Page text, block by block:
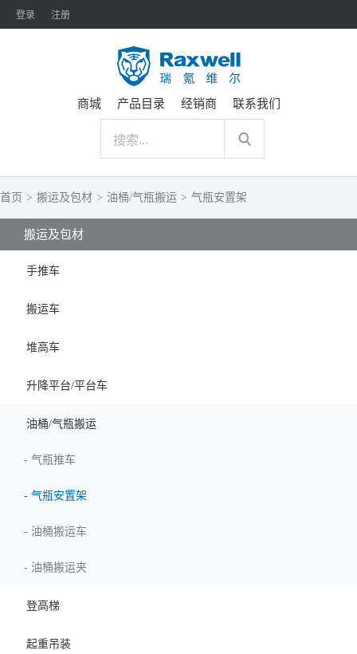
登录 注册
商城 产品目录 经销商 联系我们
首页 > 搬运及包材 > 油桶/气瓶搬运 > 气瓶安置架
搬运及包材
手推车
搬运车
堆高车
升降平台/平台车
油桶/气瓶搬运
- 气瓶推车
- 气瓶安置架
- 油桶搬运车
- 油桶搬运夹
登高梯
起重吊装